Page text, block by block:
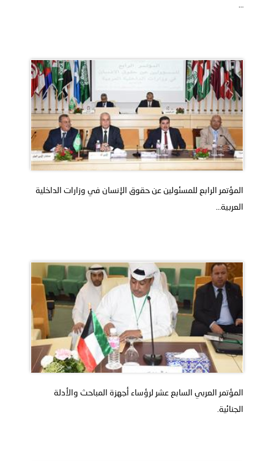
…
المؤتمر الرابع للمسئولين عن حقوق الإنسان في وزارات الداخلية
العربية…
المؤتمر العربي السابع عشر لرؤساء أجهزة المباحث والأدلة
الجنائية.